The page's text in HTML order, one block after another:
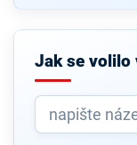
Jak se volilo